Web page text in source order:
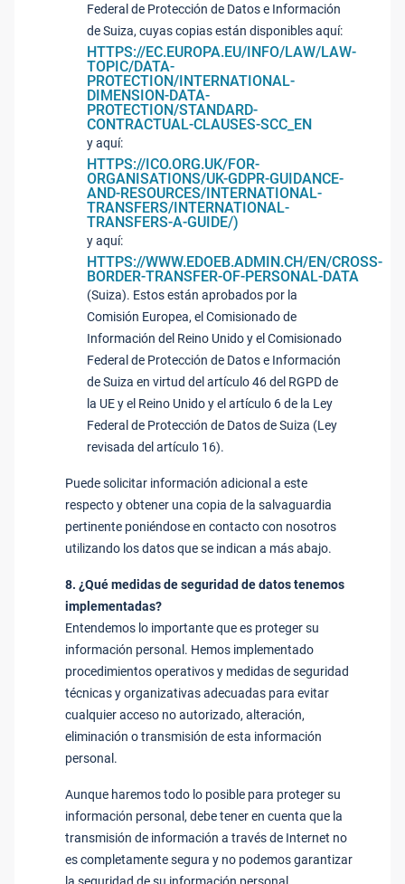
Federal de Protección de Datos e Información
de Suiza, cuyas copias están disponibles aquí:
HTTPS://EC.EUROPA.EU/INFO/LAW/LAW-
TOPIC/DATA-
PROTECTION/INTERNATIONAL-
DIMENSION-DATA-
PROTECTION/STANDARD-
CONTRACTUAL-CLAUSES-SCC_EN
y aquí:
HTTPS://ICO.ORG.UK/FOR-
ORGANISATIONS/UK-GDPR-GUIDANCE-
AND-RESOURCES/INTERNATIONAL-
TRANSFERS/INTERNATIONAL-
TRANSFERS-A-GUIDE/)
y aquí:
HTTPS://WWW.EDOEB.ADMIN.CH/EN/CROSS-
BORDER-TRANSFER-OF-PERSONAL-DATA
(Suiza). Estos están aprobados por la
Comisión Europea, el Comisionado de
Información del Reino Unido y el Comisionado
Federal de Protección de Datos e Información
de Suiza en virtud del artículo 46 del RGPD de
la UE y el Reino Unido y el artículo 6 de la Ley
Federal de Protección de Datos de Suiza (Ley
revisada del artículo 16).
Puede solicitar información adicional a este
respecto y obtener una copia de la salvaguardia
pertinente poniéndose en contacto con nosotros
utilizando los datos que se indican a más abajo.
8. ¿Qué medidas de seguridad de datos tenemos
implementadas?
Entendemos lo importante que es proteger su
información personal. Hemos implementado
procedimientos operativos y medidas de seguridad
técnicas y organizativas adecuadas para evitar
cualquier acceso no autorizado, alteración,
eliminación o transmisión de esta información
personal.
Aunque haremos todo lo posible para proteger su
información personal, debe tener en cuenta que la
transmisión de información a través de Internet no
es completamente segura y no podemos garantizar